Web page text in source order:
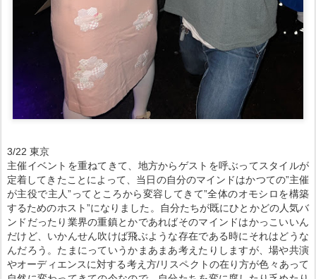
3/22 東京
主催イベントを重ねてきて、地方からゲストを呼ぶってスタイルが
定着してきたことによって、当日の自分のマインドはかつての”主催
が主役で主人”ってところから変容してきて”全体のオモシロを構築
するためのホスト”になりました。自分たちが既にひとかどの人気バ
ンドだったり業界の重鎮とかであればそのマインドはかっこいいん
だけど、いかんせん吹けば飛ぶような存在である時にそれはどうな
んだろう。たまにっていうかまあまあ考えたりしますが、場や共演
やオーディエンスに対する考え方/リスペクトの在り方が色々あって